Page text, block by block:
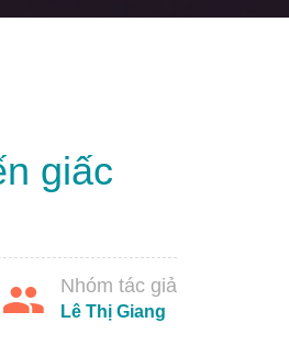
giấc
Nhóm tác giả
Lê Thị Giang